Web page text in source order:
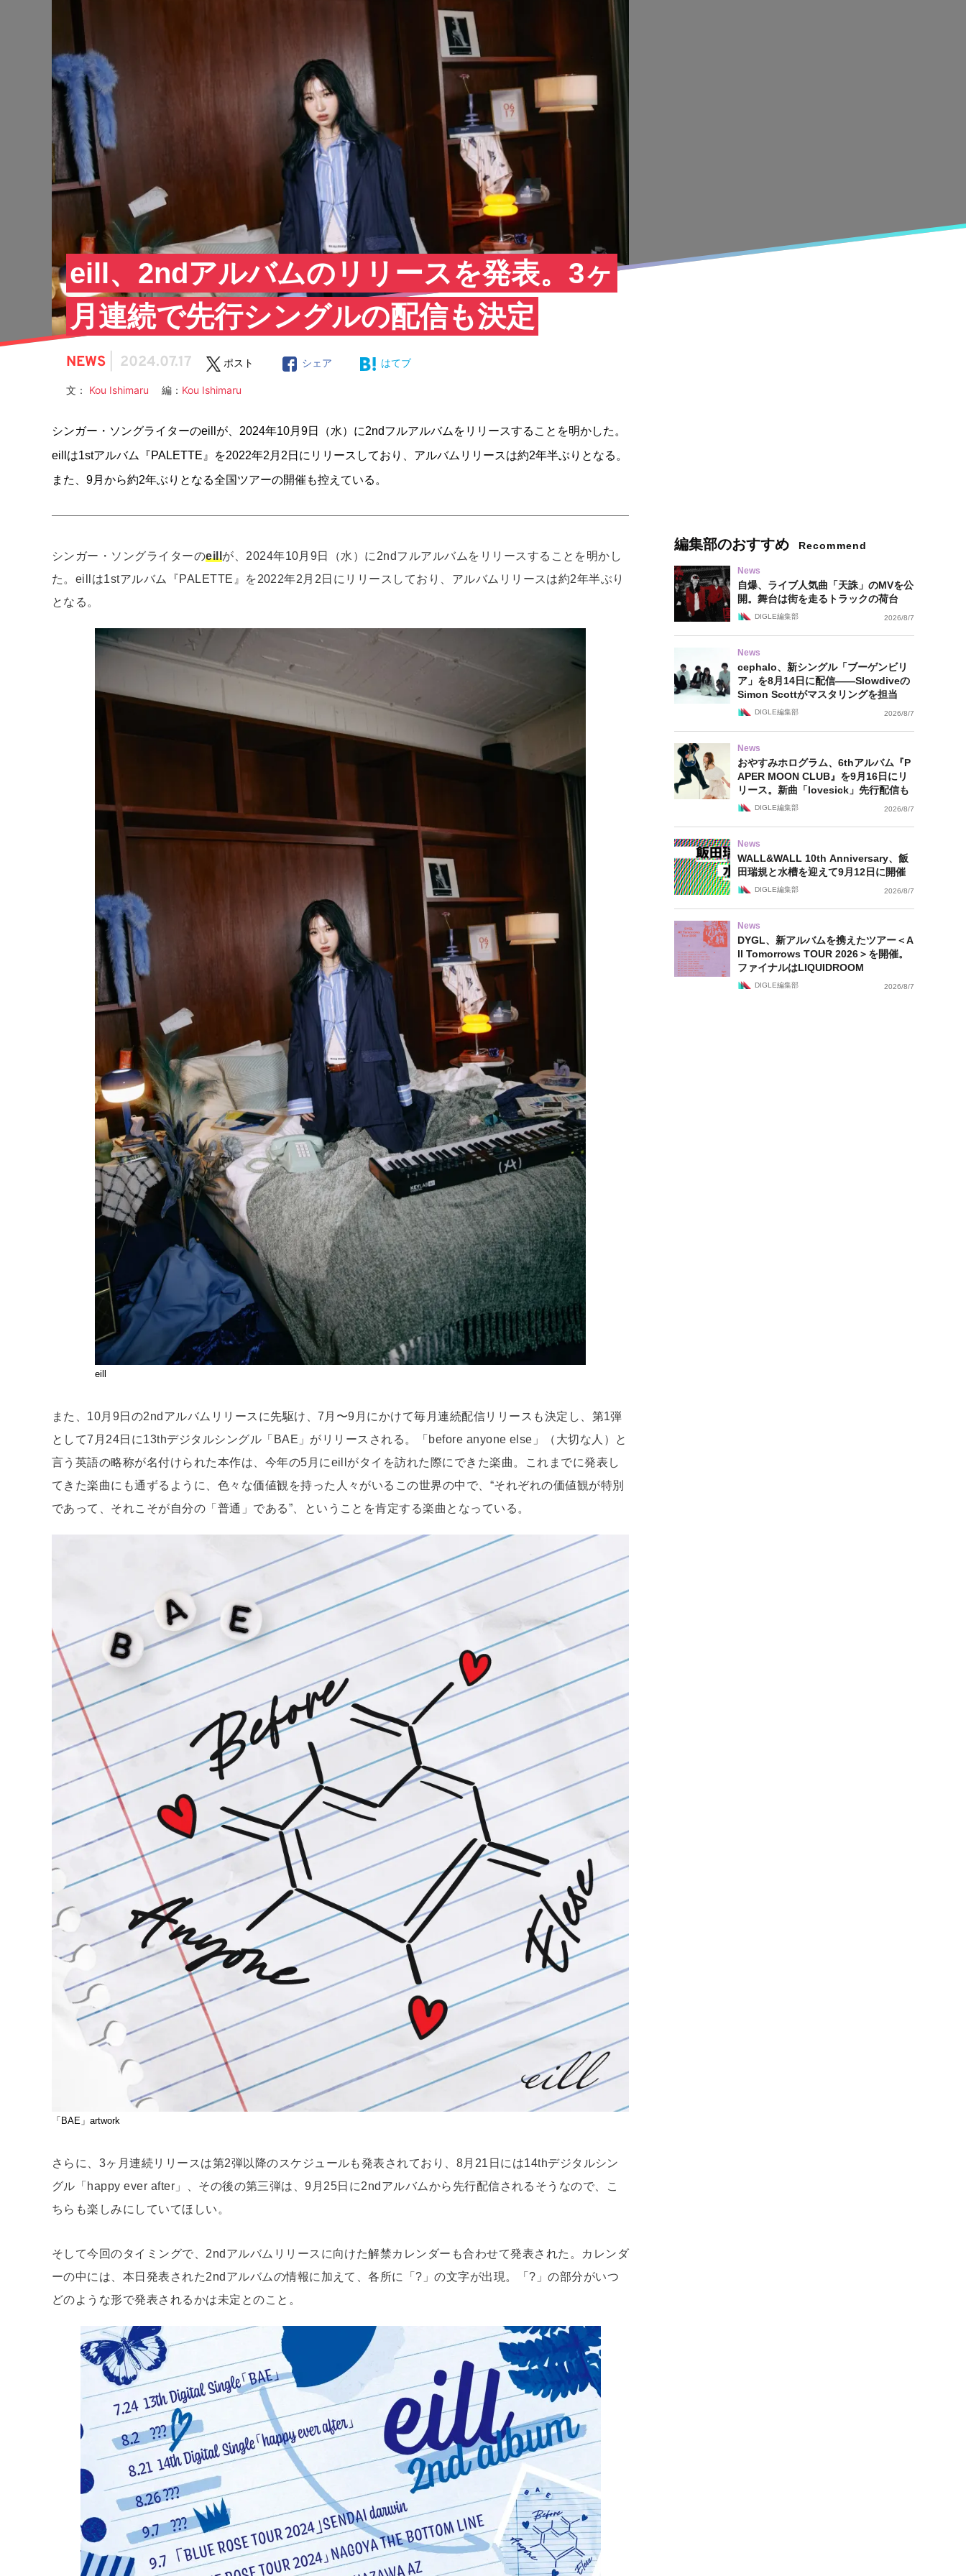
eill、2ndアルバムのリリースを発表。3ヶ
月連続で先行シングルの配信も決定
NEWS 2024.07.17 ポスト シェア はてブ
文： Kou Ishimaru 編： Kou Ishimaru
シンガー・ソングライターのeillが、2024年10月9日（水）に2ndフルアルバムをリリースすることを明かした。
eillは1stアルバム『PALETTE』を2022年2月2日にリリースしており、アルバムリリースは約2年半ぶりとなる。
また、9月から約2年ぶりとなる全国ツアーの開催も控えている。
シンガー・ソングライターのeillが、2024年10月9日（水）に2ndフルアルバムをリリースすることを明かし
た。eillは1stアルバム『PALETTE』を2022年2月2日にリリースしており、アルバムリリースは約2年半ぶり
となる。
eill
また、10月9日の2ndアルバムリリースに先駆け、7月〜9月にかけて毎月連続配信リリースも決定し、第1弾
として7月24日に13thデジタルシングル「BAE」がリリースされる。「before anyone else」（大切な人）と
言う英語の略称が名付けられた本作は、今年の5月にeillがタイを訪れた際にできた楽曲。これまでに発表し
てきた楽曲にも通ずるように、色々な価値観を持った人々がいるこの世界の中で、“それぞれの価値観が特別
であって、それこそが自分の「普通」である”、ということを肯定する楽曲となっている。
「BAE」artwork
さらに、3ヶ月連続リリースは第2弾以降のスケジュールも発表されており、8月21日には14thデジタルシン
グル「happy ever after」、その後の第三弾は、9月25日に2ndアルバムから先行配信されるそうなので、こ
ちらも楽しみにしていてほしい。
そして今回のタイミングで、2ndアルバムリリースに向けた解禁カレンダーも合わせて発表された。カレンダ
ーの中には、本日発表された2ndアルバムの情報に加えて、各所に「?」の文字が出現。「?」の部分がいつ
どのような形で発表されるかは未定とのこと。
編集部のおすすめ Recommend
News
自爆、ライブ人気曲「天誅」のMVを公
開。舞台は街を走るトラックの荷台
DIGLE編集部 2026/8/7
News
cephalo、新シングル「ブーゲンビリ
ア」を8月14日に配信——Slowdiveの
Simon Scottがマスタリングを担当
DIGLE編集部 2026/8/7
News
おやすみホログラム、6thアルバム『P
APER MOON CLUB』を9月16日にリ
リース。新曲「lovesick」先行配信も
DIGLE編集部 2026/8/7
News
WALL&WALL 10th Anniversary、飯
田瑞規と水槽を迎えて9月12日に開催
DIGLE編集部 2026/8/7
News
DYGL、新アルバムを携えたツアー＜A
ll Tomorrows TOUR 2026＞を開催。
ファイナルはLIQUIDROOM
DIGLE編集部 2026/8/7